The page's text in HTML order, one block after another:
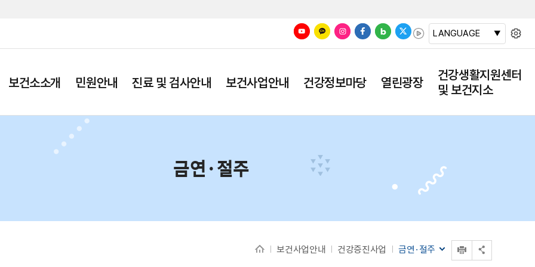
LANGUAGE
보건소소개 민원안내 진료 및 검사안내 보건사업안내 건강정보마당 열린광장
건강생활지원센터
및 보건지소
금연·절주
보건사업안내 건강증진사업 금연·절주